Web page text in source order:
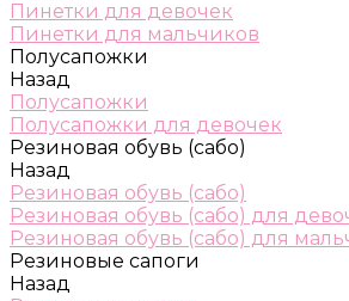
Пинетки для девочек
Пинетки для мальчиков
Полусапожки
Назад
Полусапожки
Полусапожки для девочек
Резиновая обувь (сабо)
Назад
Резиновая обувь (сабо)
Резиновая обувь (сабо) для
Резиновая обувь (сабо) для
Резиновые сапоги
Назад